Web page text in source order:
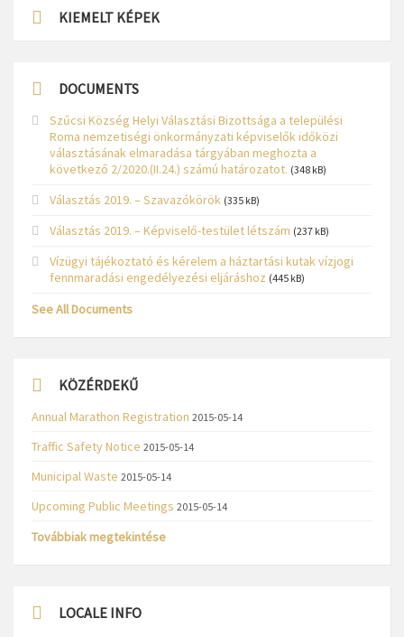
KIEMELT KÉPEK
DOCUMENTS
Szűcsi Község Helyi Választási Bizottsága a települési
Roma nemzetiségi önkormányzati képviselők időközi
választásának elmaradása tárgyában meghozta a
következő 2/2020.(II.24.) számú határozatot. (348 kB)
Választás 2019. – Szavazókörök (335 kB)
Választás 2019. – Képviselő-testület létszám (237 kB)
Vízügyi tájékoztató és kérelem a háztartási kutak vízjogi
fennmaradási engedélyezési eljáráshoz (445 kB)
See All Documents
KÖZÉRDEKŰ
Annual Marathon Registration 2015-05-14
Traffic Safety Notice 2015-05-14
Municipal Waste 2015-05-14
Upcoming Public Meetings 2015-05-14
Továbbiak megtekintése
LOCALE INFO